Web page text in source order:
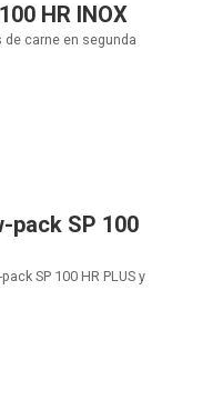
HR INOX
de carne en segunda
pack SP 100
SP 100 HR PLUS y